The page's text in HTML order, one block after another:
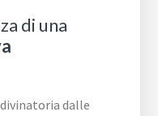
di una
dalle